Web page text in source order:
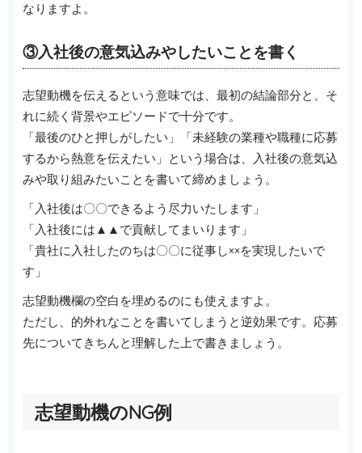
なりますよ。
③入社後の意気込みやしたいことを書く
志望動機を伝えるという意味では、最初の結論部分と、そ
れに続く背景やエピソードで十分です。
「最後のひと押しがしたい」「未経験の業種や職種に応募
するから熱意を伝えたい」という場合は、入社後の意気込
みや取り組みたいことを書いて締めましょう。
「入社後は〇〇できるよう尽力いたします」
「入社後には▲▲で貢献してまいります」
「貴社に入社したのちは〇〇に従事し××を実現したいで
す」
志望動機欄の空白を埋めるのにも使えますよ。
ただし、的外れなことを書いてしまうと逆効果です。応募
先についてきちんと理解した上で書きましょう。
志望動機のNG例